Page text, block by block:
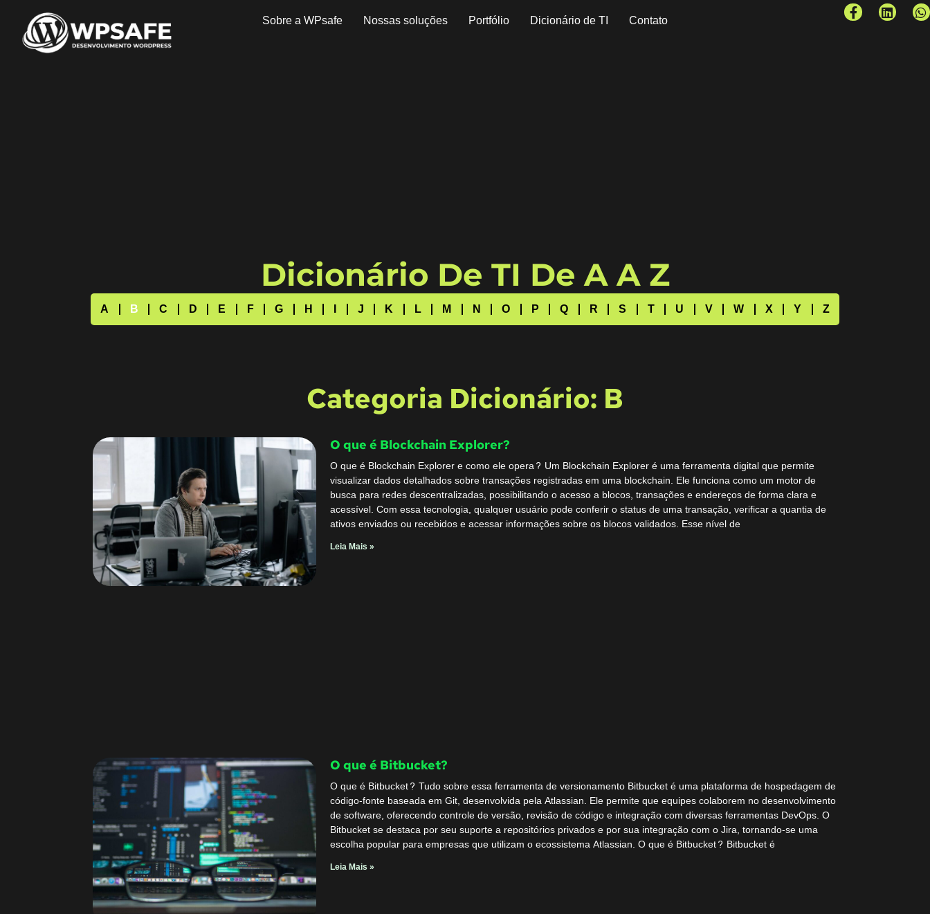
Sobre a WPsafe Nossas soluções Portfólio Dicionário de TI Contato
Dicionário De TI De A A Z
A B C D E F G H I J K L M N O P Q R S T U V W X Y Z
Categoria Dicionário: B
O que é Blockchain Explorer?
O que é Blockchain Explorer e como ele opera? Um Blockchain Explorer é uma ferramenta digital que permite
visualizar dados detalhados sobre transações registradas em uma blockchain. Ele funciona como um motor de
busca para redes descentralizadas, possibilitando o acesso a blocos, transações e endereços de forma clara e
acessível. Com essa tecnologia, qualquer usuário pode conferir o status de uma transação, verificar a quantia de
ativos enviados ou recebidos e acessar informações sobre os blocos validados. Esse nível de
Leia Mais »
O que é Bitbucket?
O que é Bitbucket? Tudo sobre essa ferramenta de versionamento Bitbucket é uma plataforma de hospedagem de
código-fonte baseada em Git, desenvolvida pela Atlassian. Ele permite que equipes colaborem no desenvolvimento
de software, oferecendo controle de versão, revisão de código e integração com diversas ferramentas DevOps. O
Bitbucket se destaca por seu suporte a repositórios privados e por sua integração com o Jira, tornando-se uma
escolha popular para empresas que utilizam o ecossistema Atlassian. O que é Bitbucket? Bitbucket é
Leia Mais »